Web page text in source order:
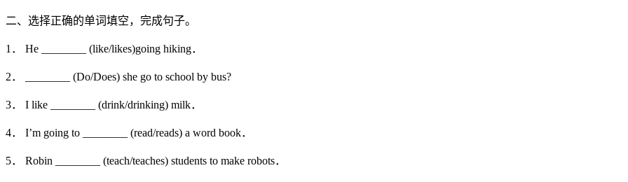
二、选择正确的单词填空，完成句子。
1． He ________ (like/likes)going hiking．
2． ________ (Do/Does) she go to school by bus?
3． I like ________ (drink/drinking) milk．
4． I’m going to ________ (read/reads) a word book．
5． Robin ________ (teach/teaches) students to make robots．